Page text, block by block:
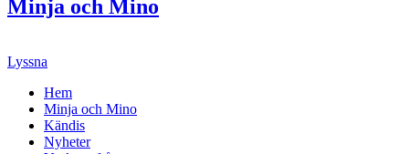
Lyssna
Hem
Minja och Mino
Kändis
Nyheter